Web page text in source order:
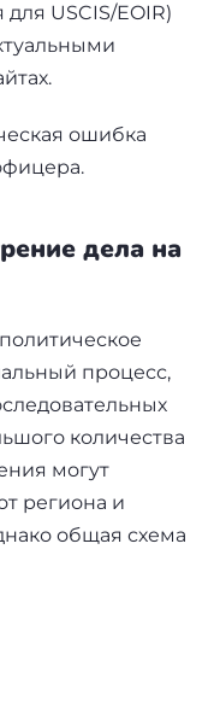
USCIS/EOIR)
ошибка
дела на
процесс,
количества
могут
региона и
общая схема